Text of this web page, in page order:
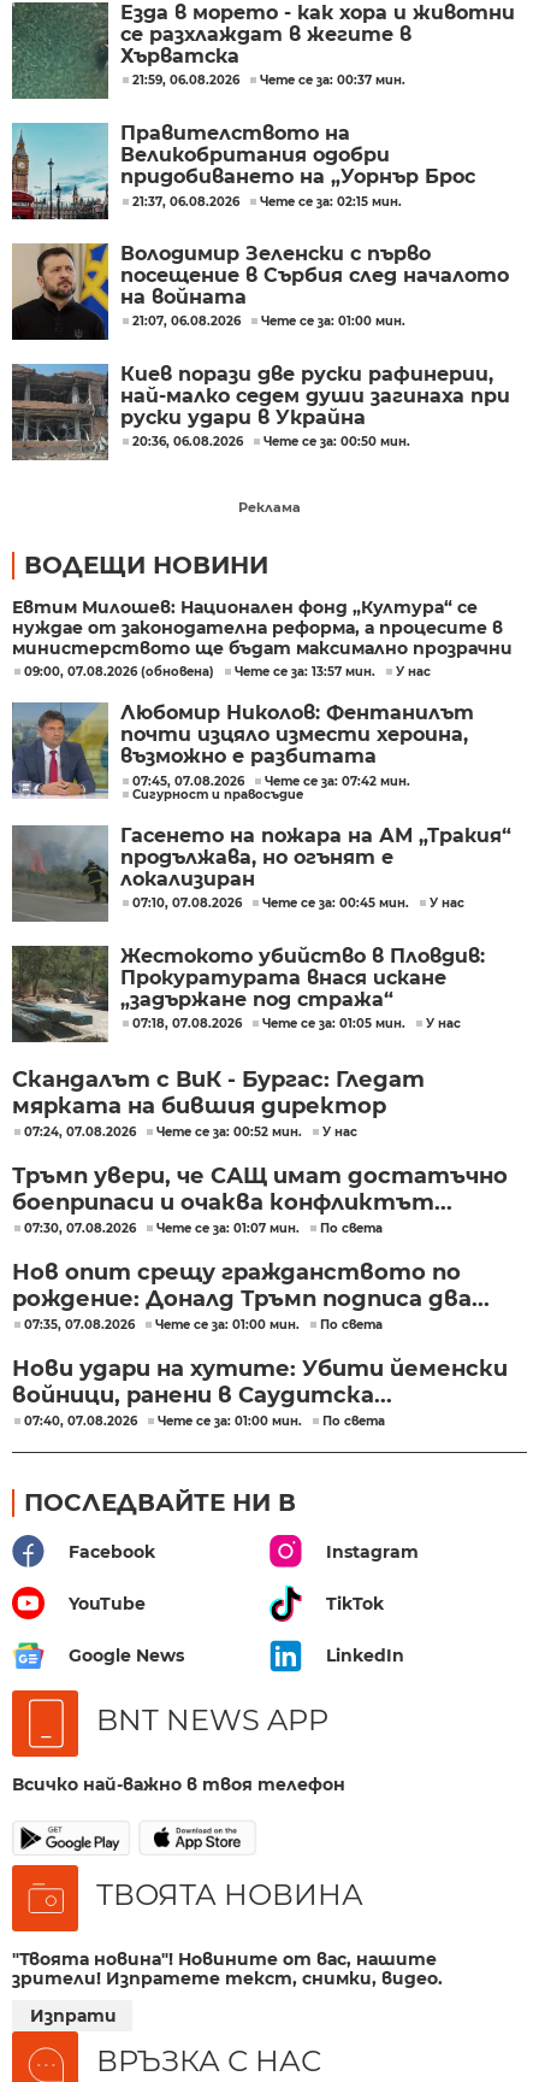
Езда в морето - как хора и животни
се разхлаждат в жегите в
Хърватска
21:59, 06.08.2026 Чете се за: 00:37 мин.
Правителството на
Великобритания одобри
придобиването на „Уорнър Брос
Дискавъри“ от „Парамаунт“ за 110
21:37, 06.08.2026 Чете се за: 02:15 мин.
Володимир Зеленски с първо
посещение в Сърбия след началото
на войната
21:07, 06.08.2026 Чете се за: 01:00 мин.
Киев порази две руски рафинерии,
най-малко седем души загинаха при
руски удари в Украйна
20:36, 06.08.2026 Чете се за: 00:50 мин.
Реклама
ВОДЕЩИ НОВИНИ
Евтим Милошев: Национален фонд „Култура“ се
нуждае от законодателна реформа, а процесите в
министерството ще бъдат максимално прозрачни
09:00, 07.08.2026 (обновена) Чете се за: 13:57 мин. У нас
Любомир Николов: Фентанилът
почти изцяло измести хероина,
възможно е разбитата
лаборатория да е единствената у
нас
07:45, 07.08.2026
Чете се за: 07:42 мин.
Сигурност и правосъдие
Гасенето на пожара на АМ „Тракия“
продължава, но огънят е
локализиран
07:10, 07.08.2026 Чете се за: 00:45 мин. У нас
Жестокото убийство в Пловдив:
Прокуратурата внася искане
„задържане под стража“
07:18, 07.08.2026 Чете се за: 01:05 мин. У нас
Скандалът с ВиК - Бургас: Гледат
мярката на бившия директор
07:24, 07.08.2026 Чете се за: 00:52 мин. У нас
Тръмп увери, че САЩ имат достатъчно
боеприпаси и очаква конфликтът...
07:30, 07.08.2026 Чете се за: 01:07 мин. По света
Нов опит срещу гражданството по
рождение: Доналд Тръмп подписа два...
07:35, 07.08.2026 Чете се за: 01:00 мин. По света
Нови удари на хутите: Убити йеменски
войници, ранени в Саудитска...
07:40, 07.08.2026 Чете се за: 01:00 мин. По света
ПОСЛЕДВАЙТЕ НИ В
Facebook Instagram
YouTube TikTok
Google News LinkedIn
BNT NEWS APP
Всичко най-важно в твоя телефон
ТВОЯТА НОВИНА
"Твоята новина"! Новините от вас, нашите
зрители! Изпратете текст, снимки, видео.
Изпрати
ВРЪЗКА С НАС